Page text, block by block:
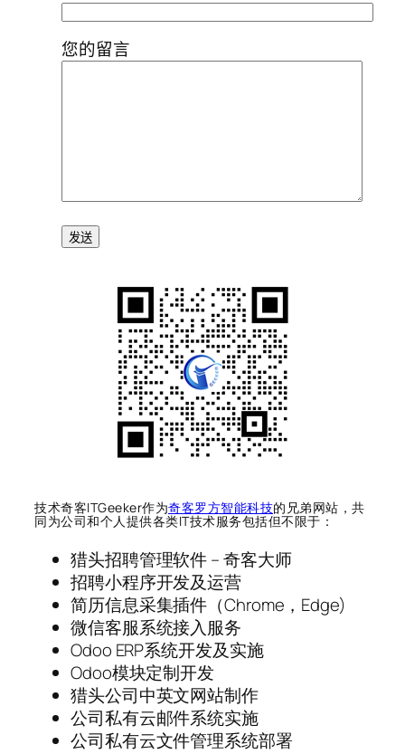
您的留言
技术奇客ITGeeker作为奇客罗方智能科技的兄弟网站，共
同为公司和个人提供各类IT技术服务包括但不限于：
猎头招聘管理软件 – 奇客大师
招聘小程序开发及运营
简历信息采集插件（Chrome，Edge)
微信客服系统接入服务
Odoo ERP系统开发及实施
Odoo模块定制开发
猎头公司中英文网站制作
公司私有云邮件系统实施
公司私有云文件管理系统部署